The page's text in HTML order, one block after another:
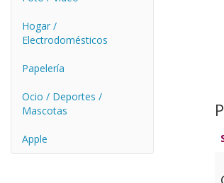
Hogar /
Electrodomésticos
Papelería
Ocio / Deportes /
Mascotas
Apple